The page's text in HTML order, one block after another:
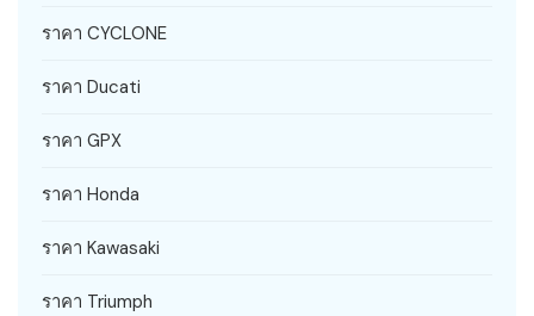
ราคา CYCLONE
ราคา Ducati
ราคา GPX
ราคา Honda
ราคา Kawasaki
ราคา Triumph